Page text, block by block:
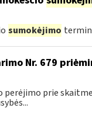
sumokėjimo
Nr. 679
perėjimo prie